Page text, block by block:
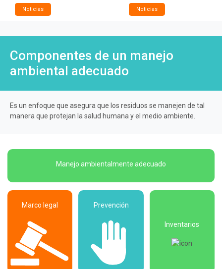
Noticias Noticias
Componentes de un manejo
ambiental adecuado
Es un enfoque que asegura que los residuos se manejen de tal
manera que protejan la salud humana y el medio ambiente.
Manejo ambientalmente adecuado
Marco legal Prevención
Inventarios